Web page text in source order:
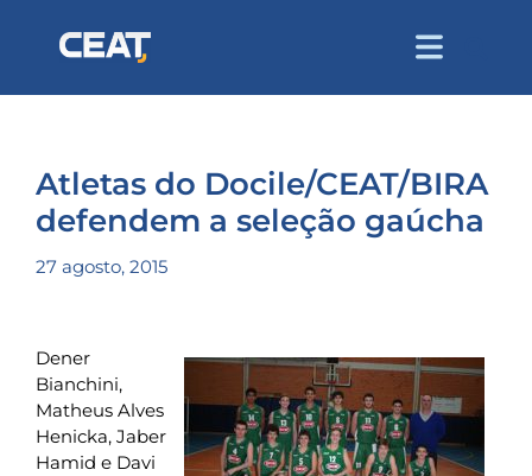
Atletas do Docile/CEAT/BIRA
defendem a seleção gaúcha
27 agosto, 2015
Dener
Bianchini,
Matheus Alves
Henicka, Jaber
Hamid e Davi